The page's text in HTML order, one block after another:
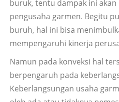
buruk, tentu dampak ini
pengusaha garmen. Begitu
buruh, hal ini bisa
mempengaruhi kinerja
Namun pada konveksi hal
berpengaruh pada
Keberlangsungan usaha